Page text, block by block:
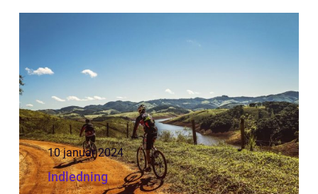
fritidsentusiaster, da den giver mulighed for
10 januar 2024
Indledning